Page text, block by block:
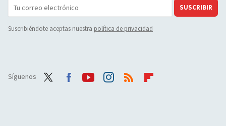
SUSCRIBIR
Suscribiéndote aceptas nuestra política de privacidad
Síguenos